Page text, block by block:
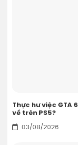
Thực hư việc GTA
về trên PS5?
03/08/2026